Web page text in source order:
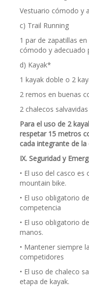
Vestuario cómodo y
c) Trail Running
1 par de zapatillas
cómodo y adecuado
d) Kayak*
1 kayak doble o 2
2 remos en buenas
2 chalecos
Para el uso de 2
respetar 15 metros
cada integrante de la
IX. Seguridad y
• El uso del casco
mountain bike.
• El uso obligatorio
competencia
• El uso obligatorio
manos.
• Mantener siempre
competidores
• El uso de chaleco
etapa de kayak.